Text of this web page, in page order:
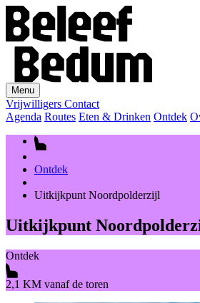
Menu
Vrijwilligers Contact
Agenda Routes Eten & Drinken Ontdek
Ontdek
Uitkijkpunt Noordpolderzijl
Uitkijkpunt
Ontdek
2,1 KM vanaf de toren